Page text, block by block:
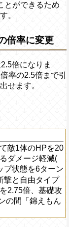
とができるため
。
倍率に変更
倍になりま
率の2.5倍まで引
せます。
敵1体のHPを20
ダメージ軽減(
プ状態を6ターン
撃と自由タイプ
2.75倍、基礎攻
の間「錦えもん